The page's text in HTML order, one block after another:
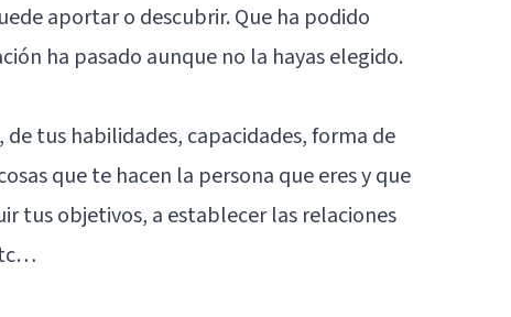
aportar o descubrir. Que ha podido
ha pasado aunque no la hayas elegido.
tus habilidades, capacidades, forma de
que te hacen la persona que eres y que
tus objetivos, a establecer las relaciones